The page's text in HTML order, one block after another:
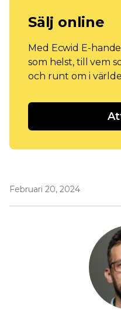
Sälj online
Med Ecwid E-
som helst, till vem
och runt om i
Februari 20, 2024